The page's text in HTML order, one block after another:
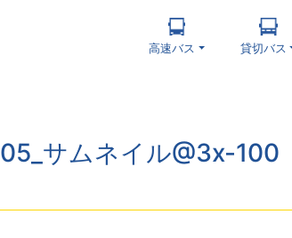
高速バス 貸切バス
05_サムネイル@3x-100